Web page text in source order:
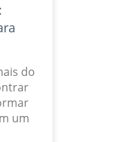
do
um